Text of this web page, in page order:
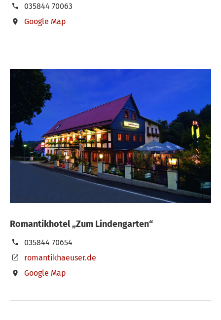
035844 70063
Google Map
Romantikhotel „Zum Lindengarten“
035844 70654
romantikhaeuser.de
Google Map